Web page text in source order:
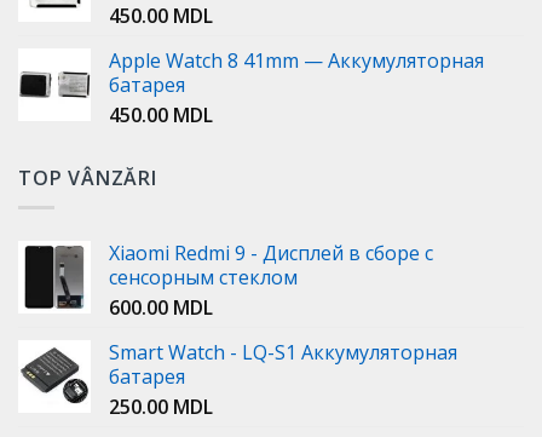
450.00 MDL
Apple Watch 8 41mm — Аккумуляторная
батарея
450.00 MDL
TOP VÂNZĂRI
Xiaomi Redmi 9 - Дисплей в сборе с
сенсорным стеклом
600.00 MDL
Smart Watch - LQ-S1 Аккумуляторная
батарея
250.00 MDL